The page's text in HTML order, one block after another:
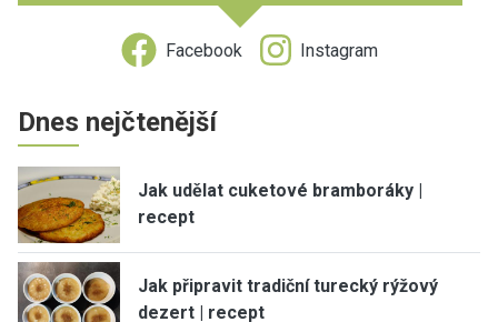
Facebook Instagram
Dnes nejčtenější
Jak udělat cuketové bramboráky |
recept
Jak připravit tradiční turecký rýžový
dezert | recept